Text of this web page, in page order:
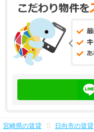
宮崎県の賃貸 日向市の賃貸